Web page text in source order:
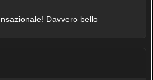
Davvero bello